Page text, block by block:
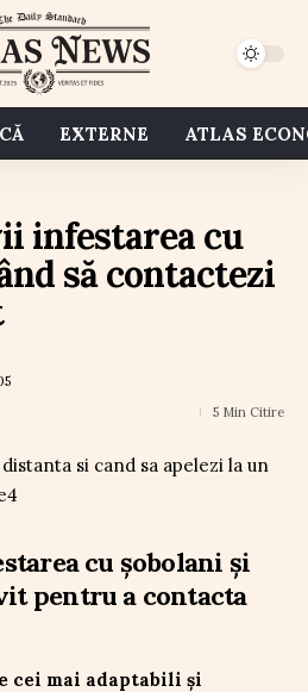
EXTERNE ATLAS
infestarea cu
să contactezi
5 Min Citire
cu șobolani și
pentru a contacta
cei mai adaptabili și